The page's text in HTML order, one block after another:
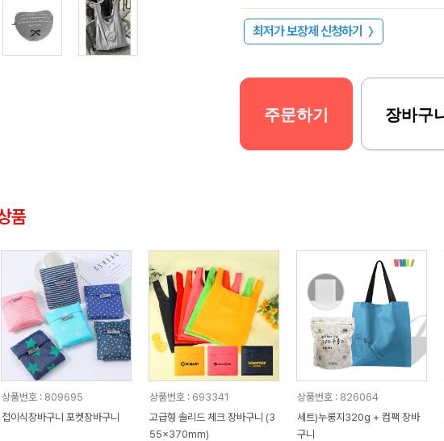
최저가 보장제 신청하기 〉
주문하기 장바구
품
상품번호 : 809695
접이식장바구니 포켓장바구니
상품번호 : 693341
고급형 솔리드 체크 장바구니 (3
55x370mm)
상품번호 : 826064
세트)누룽지320g + 컴팩 장바
구니